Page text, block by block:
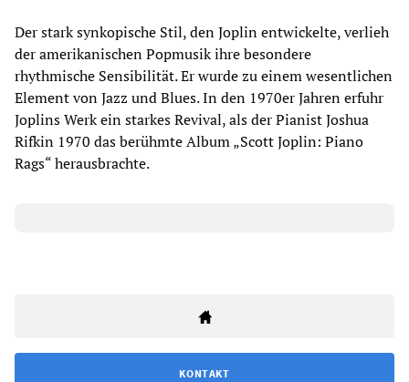
Der stark synkopische Stil, den Joplin entwickelte, verlieh
der amerikanischen Popmusik ihre besondere
rhythmische Sensibilität. Er wurde zu einem wesentlichen
Element von Jazz und Blues. In den 1970er Jahren erfuhr
Joplins Werk ein starkes Revival, als der Pianist Joshua
Rifkin 1970 das berühmte Album „Scott Joplin: Piano
Rags“ herausbrachte.
KONTAKT